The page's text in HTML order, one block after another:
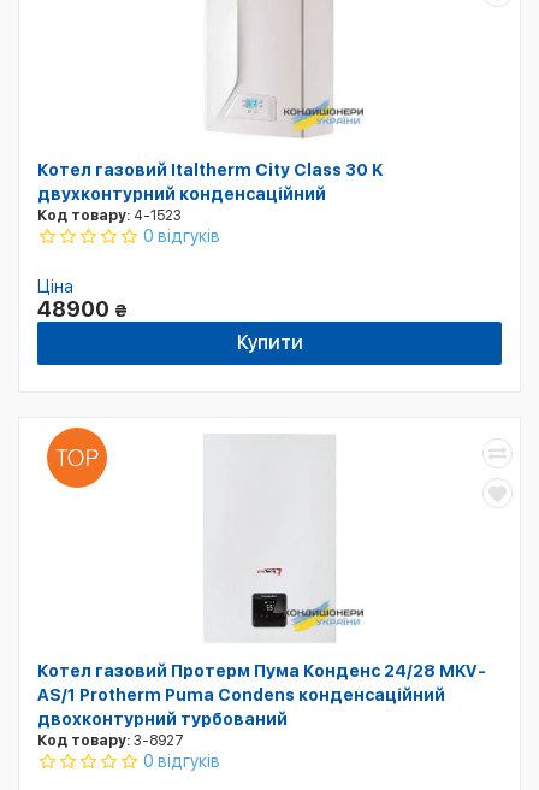
Котел газовий Italtherm City Class 30 K
двухконтурний конденсаційний
Код товару: 4-1523
0 відгуків
Ціна
48900 ₴
Купити
Котел газовий Протерм Пума Конденс 24/28 MKV-
AS/1 Protherm Puma Condens конденсаційний
двохконтурний турбований
Код товару: 3-8927
0 відгуків